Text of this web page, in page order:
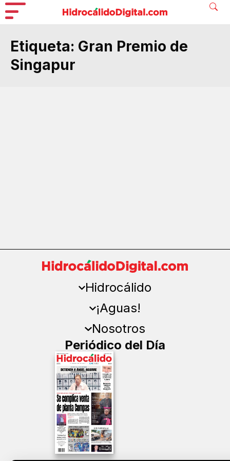
Etiqueta: Gran Premio de
Singapur
Hidrocálido
¡Aguas!
Nosotros
Periódico del Día